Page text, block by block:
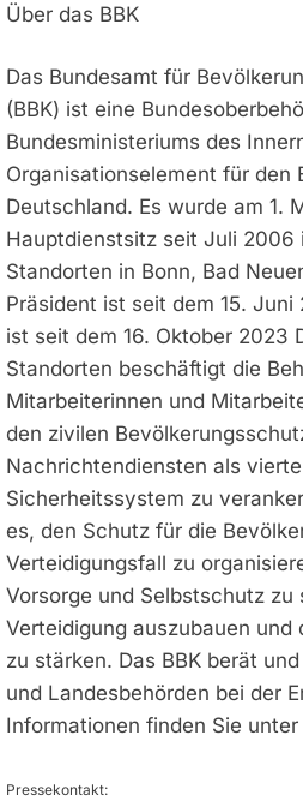
Über das BBK
Das Bundesamt für
(BBK) ist eine
Bundesministeriums des
Organisationselement für den
Deutschland. Es wurde am 1.
Hauptdienstsitz seit Juli
Standorten in Bonn, Bad
Präsident ist seit dem 15.
ist seit dem 16. Oktober 2023
Standorten beschäftigt die
Mitarbeiterinnen und
den zivilen
Nachrichtendiensten als
Sicherheitssystem zu
es, den Schutz für die
Verteidigungsfall zu
Vorsorge und Selbstschutz
Verteidigung auszubauen und
zu stärken. Das BBK berät
und Landesbehörden bei der
Informationen finden Sie
Pressekontakt: